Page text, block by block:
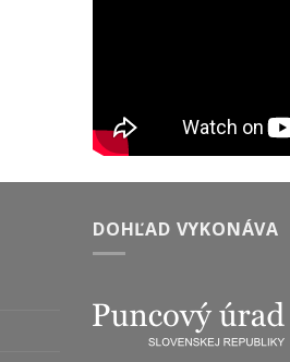
DOHĽAD VYKONÁVA